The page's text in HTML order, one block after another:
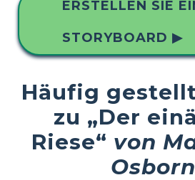
ERSTELLEN SIE
STORYBOARD ▶
Häufig
zu „Der
Riese“ von